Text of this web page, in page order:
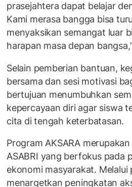
prasejahtera dapat belajar
Kami merasa bangga bisa
menyaksikan semangat luar
harapan masa depan
Selain pemberian bantuan,
bersama dan sesi motivasi
bertujuan menumbuhkan
kepercayaan diri agar siswa
cita di tengah keterbatasan.
Program AKSARA
ASABRI yang berfokus pada
ekonomi masyarakat. Melalui
menargetkan peningkatan